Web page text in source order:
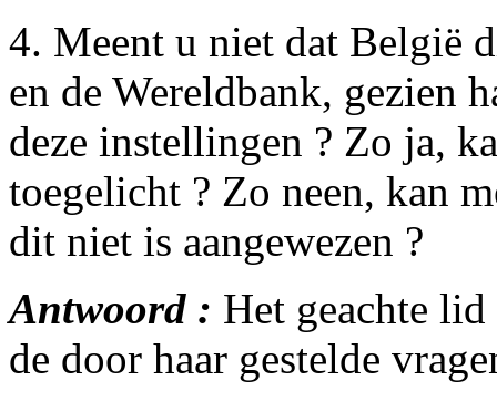
4. Meent u niet dat België
en de Wereldbank, gezien
deze instellingen ? Zo ja,
toegelicht ? Zo neen, kan
dit niet is aangewezen ?
Antwoord : Het geachte
de door haar gestelde